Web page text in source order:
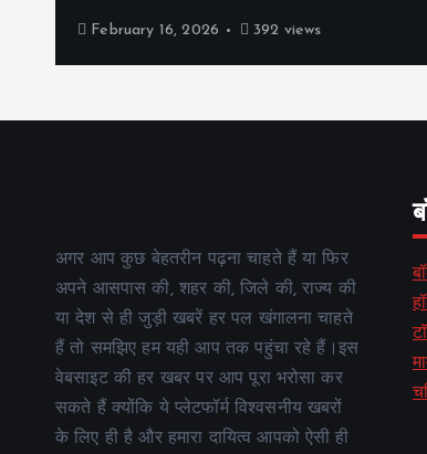
February 16, 2026 392 views
अगर आप कुछ बेहतरीन पढ़ना चाहते हैं या फिर
अपने आसपास की, शहर की, जिले की, राज्य की
या देश से ही जुड़ी खबरें हर पल खंगालना चाहते
हैं तो समझिए हम यही आप तक पहुंचा रहे हैं।इस
वेबसाइट की हर खबर पर आप पूरा भरोसा कर
सकते हैं क्योंकि ये प्लेटफॉर्म विश्वसनीय खबरों
के लिए ही है और हमारा दायित्व आपको ऐसी ही